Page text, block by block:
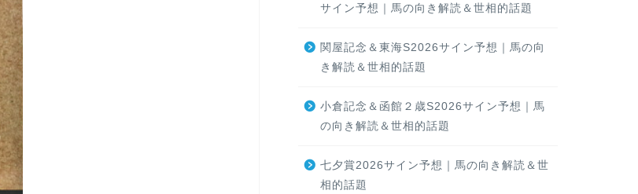
サイン予想｜馬の向き解読＆世相的話題
関屋記念＆東海S2026サイン予想｜馬の向
き解読＆世相的話題
小倉記念＆函館２歳S2026サイン予想｜馬
の向き解読＆世相的話題
七夕賞2026サイン予想｜馬の向き解読＆世
相的話題